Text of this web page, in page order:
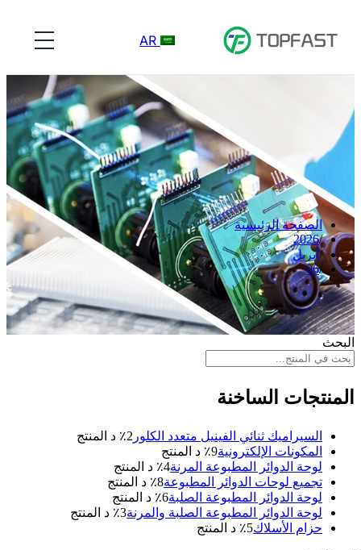
الصفحة الرئيسية
2026
أبريل
06
البحث
المنتجات الساخنة
السيراميك ثنائي الفينيل متعدد الكلور 2٪ د المنتج
المكونات الإلكترونية9٪ د المنتج
لوحة الدوائر المطبوعة المرنة4٪ د المنتج
تجميع لوحات الدوائر المطبوعة8٪ د المنتج
لوحة الدوائر المطبوعة الصلبة6٪ د المنتج
لوحة الدوائر المطبوعة الصلبة والمرنة3٪ د المنتج
حزام الأسلاك5٪ د المنتج